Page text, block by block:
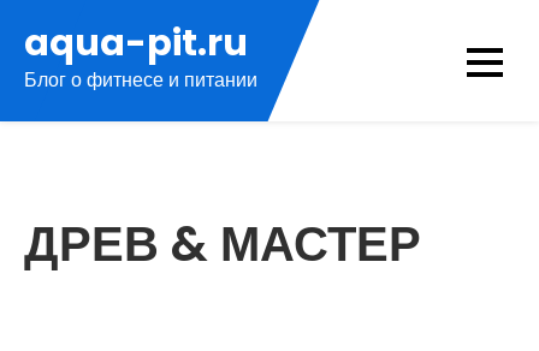
содержимому
aqua-pit.ru
Блог о фитнесе и питании
ДРЕВ & МАСТЕР